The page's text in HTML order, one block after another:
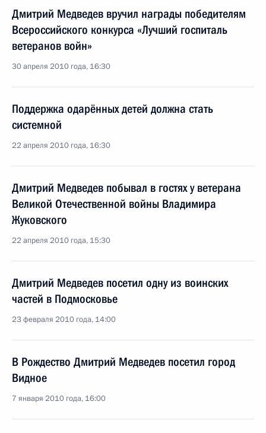
Дмитрий Медведев вручил награды победителям
Всероссийского конкурса «Лучший госпиталь
ветеранов войн»
30 апреля 2010 года, 16:30
Поддержка одарённых детей должна стать
системной
22 апреля 2010 года, 16:30
Дмитрий Медведев побывал в гостях у ветерана
Великой Отечественной войны Владимира
Жуковского
22 апреля 2010 года, 15:30
Дмитрий Медведев посетил одну из воинских
частей в Подмосковье
23 февраля 2010 года, 14:00
В Рождество Дмитрий Медведев посетил город
Видное
7 января 2010 года, 16:00